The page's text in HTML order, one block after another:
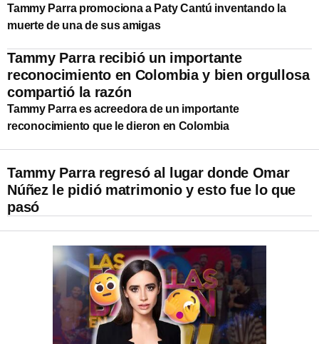
Tammy Parra promociona a Paty Cantú inventando la
muerte de una de sus amigas
Tammy Parra recibió un importante
reconocimiento en Colombia y bien orgullosa
compartió la razón
Tammy Parra es acreedora de un importante
reconocimiento que le dieron en Colombia
Tammy Parra regresó al lugar donde Omar
Núñez le pidió matrimonio y esto fue lo que
pasó